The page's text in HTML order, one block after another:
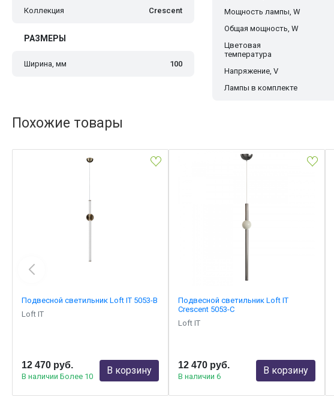
Коллекция
Crescent
РАЗМЕРЫ
Ширина, мм 100
Мощность лампы, W
Общая мощность, W
Цветовая
температура
Напряжение, V
Лампы в комплекте
Похожие товары
Подвесной светильник Loft IT 5053-B
Loft IT
12 470 руб.
В наличии Более 10
В корзину
Подвесной светильник Loft IT
Crescent 5053-C
Loft IT
12 470 руб.
В наличии 6
В корзину